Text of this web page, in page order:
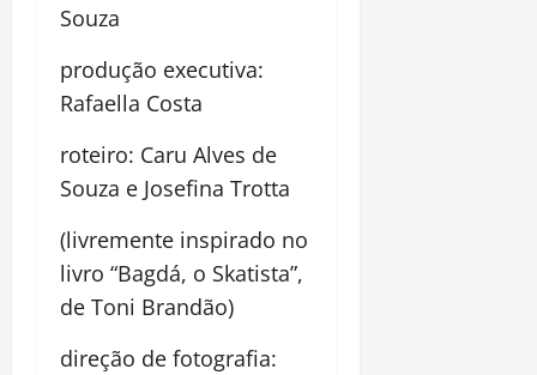
Souza
produção executiva:
Rafaella Costa
roteiro: Caru Alves de
Souza e Josefina Trotta
(livremente inspirado no
livro “Bagdá, o Skatista”,
de Toni Brandão)
direção de fotografia: